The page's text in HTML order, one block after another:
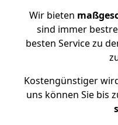
Wir bieten
sind immer
besten Service zu
Kostengünstiger
uns können Sie bis